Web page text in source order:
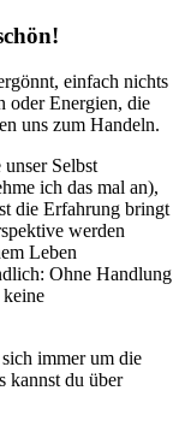
einfach nichts
oder Energien, die
uns zum Handeln.
unser Selbst
ich das mal an),
die Erfahrung bringt
werden
Leben
Ohne Handlung
keine
immer um die
kannst du über